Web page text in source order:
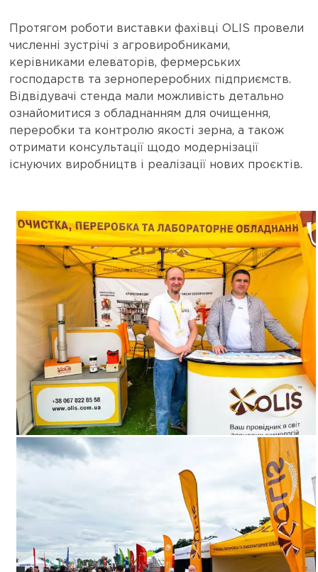
Протягом роботи виставки фахівці OLIS провели
численні зустрічі з агровиробниками,
керівниками елеваторів, фермерських
господарств та зернопереробних підприємств.
Відвідувачі стенда мали можливість детально
ознайомитися з обладнанням для очищення,
переробки та контролю якості зерна, а також
отримати консультації щодо модернізації
існуючих виробництв і реалізації нових проєктів.